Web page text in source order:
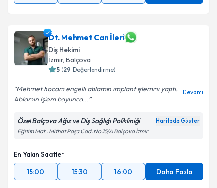
Dt. Mehmet Can İleri
Diş Hekimi
İzmir, Balçova
5 (29 Değerlendirme)
Mehmet hocam engelli ablamın implant işlemini yaptı.
Ablamın işlem boyunca...
Devamı
Özel Balçova Ağız ve Diş Sağlığı Polikliniği Haritada Göster
Eğitim Mah. Mithat Paşa Cad. No.15/A Balçova İzmir
En Yakın Saatler
15:00
15:30 16:00 Daha Fazla